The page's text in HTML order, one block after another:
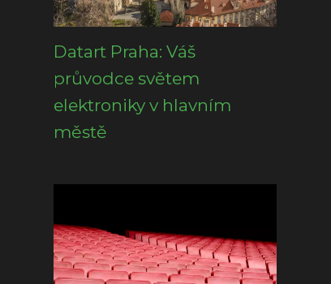
Datart Praha: Váš
průvodce světem
elektroniky v hlavním
městě